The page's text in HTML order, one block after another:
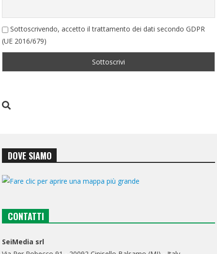
Sottoscrivendo, accetto il trattamento dei dati secondo GDPR
(UE 2016/679)
DOVE SIAMO
CONTATTI
SeiMedia srl